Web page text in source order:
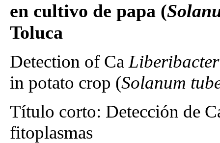
en cultivo de papa (
Toluca
Detection of Ca
in potato crop (Solanum
Título corto: Detección de
fitoplasmas